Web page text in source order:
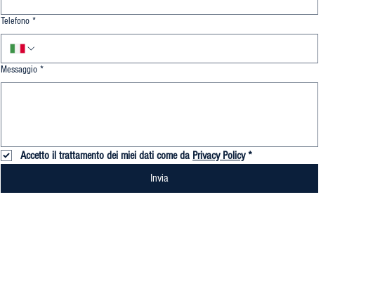
Telefono *
Messaggio *
Accetto il trattamento dei miei dati come da Privacy Policy *
Invia